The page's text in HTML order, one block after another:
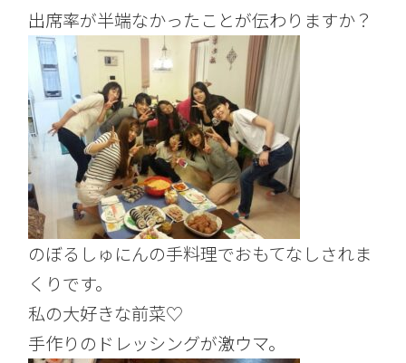
出席率が半端なかったことが伝わりますか？
のぼるしゅにんの手料理でおもてなしされま
くりです。
私の大好きな前菜♡
手作りのドレッシングが激ウマ。